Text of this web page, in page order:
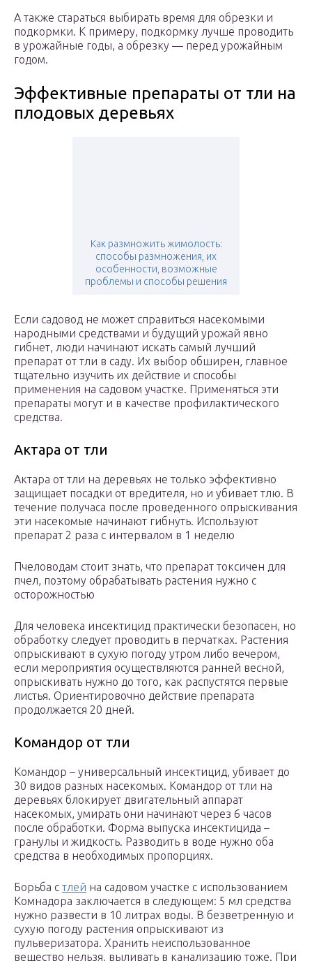
А также стараться выбирать время для обрезки и
подкормки. К примеру, подкормку лучше проводить
в урожайные годы, а обрезку — перед урожайным
годом.
Эффективные препараты от тли на
плодовых деревьях
Как размножить жимолость:
способы размножения, их
особенности, возможные
проблемы и способы решения
Если садовод не может справиться насекомыми
народными средствами и будущий урожай явно
гибнет, люди начинают искать самый лучший
препарат от тли в саду. Их выбор обширен, главное
тщательно изучить их действие и способы
применения на садовом участке. Применяться эти
препараты могут и в качестве профилактического
средства.
Актара от тли
Актара от тли на деревьях не только эффективно
защищает посадки от вредителя, но и убивает тлю. В
течение получаса после проведенного опрыскивания
эти насекомые начинают гибнуть. Используют
препарат 2 раза с интервалом в 1 неделю
Пчеловодам стоит знать, что препарат токсичен для
пчел, поэтому обрабатывать растения нужно с
осторожностью
Для человека инсектицид практически безопасен, но
обработку следует проводить в перчатках. Растения
опрыскивают в сухую погоду утром либо вечером,
если мероприятия осуществляются ранней весной,
опрыскивать нужно до того, как распустятся первые
листья. Ориентировочно действие препарата
продолжается 20 дней.
Командор от тли
Командор – универсальный инсектицид, убивает до
30 видов разных насекомых. Командор от тли на
деревьях блокирует двигательный аппарат
насекомых, умирать они начинают через 6 часов
после обработки. Форма выпуска инсектицида –
гранулы и жидкость. Разводить в воде нужно оба
средства в необходимых пропорциях.
Борьба с тлей на садовом участке с использованием
Комнадора заключается в следующем: 5 мл средства
нужно развести в 10 литрах воды. В безветренную и
сухую погоду растения опрыскивают из
пульверизатора. Хранить неиспользованное
вещество нельзя, выливать в канализацию тоже. При